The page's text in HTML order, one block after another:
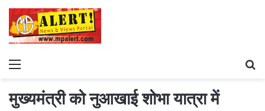
Menu
मुख्यमंत्री को नुआखाई शोभा यात्रा में